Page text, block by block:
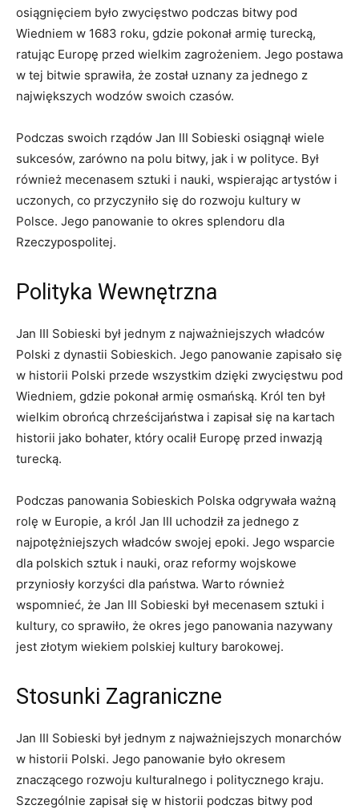
osiągnięciem było zwycięstwo​ podczas bitwy pod
Wiedniem w 1683 roku, ⁣gdzie​ pokonał armię⁢ turecką,
ratując Europę⁤ przed wielkim⁢ zagrożeniem.⁣ Jego postawa
w tej bitwie sprawiła,⁤ że został uznany za⁤ jednego z
największych​ wodzów ⁢swoich ‍czasów.
Podczas swoich ​rządów Jan ‌III Sobieski osiągnął wiele
sukcesów, zarówno na ⁣polu ⁣bitwy, jak i w​ polityce.⁤ Był
‍również mecenasem sztuki i nauki, wspierając artystów ‍i
⁣uczonych,⁣ co przyczyniło się do rozwoju‌ kultury w
Polsce. Jego panowanie to okres ​splendoru ‍dla
‍Rzeczypospolitej.
Polityka Wewnętrzna
Jan ‍III Sobieski ⁤był jednym⁢ z najważniejszych władców
Polski⁣ z dynastii Sobieskich. Jego ‌panowanie zapisało się
w historii Polski ⁣przede wszystkim ⁢dzięki zwycięstwu pod
Wiedniem, gdzie ​pokonał⁤ armię osmańską. ​Król ten był
wielkim obrońcą chrześcijaństwa i zapisał się ⁤na kartach
historii jako bohater, który ⁤ocalił Europę przed inwazją⁤
turecką.
Podczas‍ panowania⁢ Sobieskich Polska odgrywała ‍ważną
rolę ⁣w Europie,​ a król‍ Jan‌ III uchodził za jednego z
‍najpotężniejszych ⁤władców‌ swojej​ epoki. Jego wsparcie
dla polskich sztuk i nauki,​ oraz ⁣reformy wojskowe
przyniosły korzyści dla państwa. Warto‍ również
wspomnieć,⁣ że ​Jan III⁣ Sobieski był mecenasem sztuki i
kultury, co sprawiło, że ‌okres jego panowania nazywany
jest ⁤złotym wiekiem polskiej​ kultury⁢ barokowej.
Stosunki Zagraniczne
Jan III Sobieski był jednym z ⁢najważniejszych monarchów
w historii Polski. Jego ‌panowanie było okresem
znaczącego rozwoju kulturalnego i ⁤politycznego ‍kraju.
⁤Szczególnie zapisał się w historii podczas bitwy pod